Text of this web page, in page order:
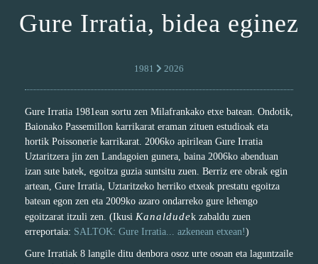
Gure Irratia, bidea eginez
1981 2026
Gure Irratia 1981ean sortu zen Milafrankako etxe batean. Ondotik,
Baionako Passemillon karrikarat eraman zituen estudioak eta
hortik Poissonerie karrikarat. 2006ko apirilean Gure Irratia
Uztaritzera jin zen Landagoien gunera, baina 2006ko abenduan
izan sute batek, egoitza guzia suntsitu zuen. Berriz ere obrak egin
artean, Gure Irratia, Uztaritzeko herriko etxeak prestatu egoitza
batean egon zen eta 2009ko azaro ondarreko gure lehengo
egoitzarat itzuli zen. (Ikusi Kanaldudek zabaldu zuen
erreportaia: SALTOK: Gure Irratia... azkenean etxean!)
Gure Irratiak 8 langile ditu denbora osoz urte osoan eta laguntzaile